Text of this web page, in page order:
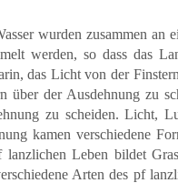
wurden zusammen an
werden, so dass das
das Licht von der
über der Ausdehnung zu
zu scheiden. Licht,
kamen verschiedene
Leben bildet
Arten des pf